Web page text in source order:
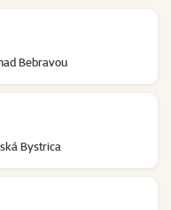
Bebravou
Bystrica